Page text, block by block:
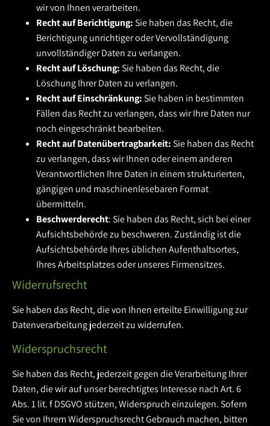
wir von Ihnen verarbeiten.
Recht auf Berichtigung:Sie haben das Recht, die
Berichtigung unrichtiger oder Vervollständigung
unvollständiger Daten zu verlangen.
Recht auf Löschung:Sie haben das Recht, die
Löschung Ihrer Daten zu verlangen.
Recht auf Einschränkung:Sie haben in bestimmten
Fällen das Recht zu verlangen, dass wir Ihre Daten nur
noch eingeschränkt bearbeiten.
Recht auf Datenübertragbarkeit:Sie haben das Recht
zu verlangen, dass wir Ihnen oder einem anderen
Verantwortlichen Ihre Daten in einem strukturierten,
gängigen und maschinenlesebaren Format
übermitteln.
Beschwerderecht: Sie haben das Recht, sich bei einer
Aufsichtsbehörde zu beschweren. Zuständig ist die
Aufsichtsbehörde Ihres üblichen Aufenthaltsortes,
Ihres Arbeitsplatzes oder unseres Firmensitzes.
Widerrufsrecht
Sie haben das Recht, die von Ihnen erteilte Einwilligung zur
Datenverarbeitung jederzeit zu widerrufen.
Widerspruchsrecht
Sie haben das Recht, jederzeit gegen die Verarbeitung Ihrer
Daten, die wir auf unser berechtigtes Interesse nach Art. 6
Abs. 1 lit. f DSGVO stützen, Widerspruch einzulegen. Sofern
Sie von Ihrem Widerspruchsrecht Gebrauch machen, bitten